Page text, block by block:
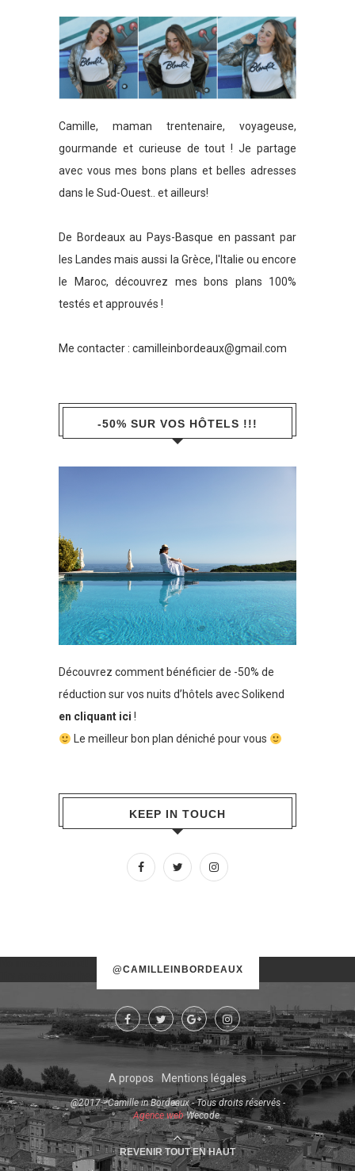
Camille, maman trentenaire, voyageuse,
gourmande et curieuse de tout ! Je partage
avec vous mes bons plans et belles adresses
dans le Sud-Ouest.. et ailleurs!
De Bordeaux au Pays-Basque en passant par
les Landes mais aussi la Grèce, l'Italie ou encore
le Maroc, découvrez mes bons plans 100%
testés et approuvés !
Me contacter : camilleinbordeaux@gmail.com
-50% SUR VOS HÔTELS !!!
Découvrez comment bénéficier de -50% de
réduction sur vos nuits d’hôtels avec Solikend
en cliquant ici !
Le meilleur bon plan déniché pour vous
KEEP IN TOUCH
@CAMILLEINBORDEAUX
Try some other hashtag or username
A propos Mentions légales
@2017 - Camille in Bordeaux - Tous droits réservés -
Agence webWecode.
REVENIR TOUT EN HAUT